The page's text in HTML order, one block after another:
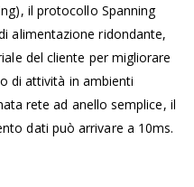
il protocollo Spanning
alimentazione ridondante,
del cliente per migliorare
di attività in ambienti
rete ad anello semplice, il
dati può arrivare a 10ms.